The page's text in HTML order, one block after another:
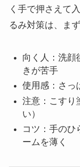
く手で押さえて
るみ対策は、ま
向く人：洗顔
きが苦手
使用感：さっ
注意：こすり
い）
コツ：手のひ
ームを薄く